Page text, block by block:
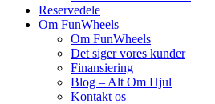
Reservedele
Om FunWheels
Om FunWheels
Det siger vores kunder
Finansiering
Blog – Alt Om Hjul
Kontakt os